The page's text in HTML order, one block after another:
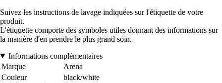
Suivez les instructions de lavage indiquées sur l'étiquette de votre
produit.
L'étiquette comporte des symboles utiles donnant des informations sur
la manière d'en prendre le plus grand soin.
Informations complémentaires
Marque
Arena
Couleur
black/white